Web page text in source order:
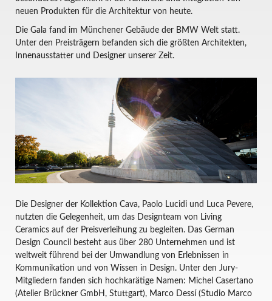
neuen Produkten für die Architektur von heute.
Die Gala fand im Münchener Gebäude der BMW Welt statt.
Unter den Preisträgern befanden sich die größten Architekten,
Innenausstatter und Designer unserer Zeit.
Die Designer der Kollektion Cava, Paolo Lucidi und Luca Pevere,
nutzten die Gelegenheit, um das Designteam von Living
Ceramics auf der Preisverleihung zu begleiten. Das German
Design Council besteht aus über 280 Unternehmen und ist
weltweit führend bei der Umwandlung von Erlebnissen in
Kommunikation und von Wissen in Design. Unter den Jury-
Mitgliedern fanden sich hochkarätige Namen: Michel Casertano
(Atelier Brückner GmbH, Stuttgart), Marco Dessí (Studio Marco